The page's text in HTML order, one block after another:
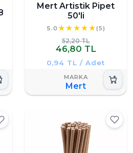
Mert Artistik Pipet
50'li
5.0 (5)
52,20 TL
46,80 TL
0,94 TL / Adet
Mert